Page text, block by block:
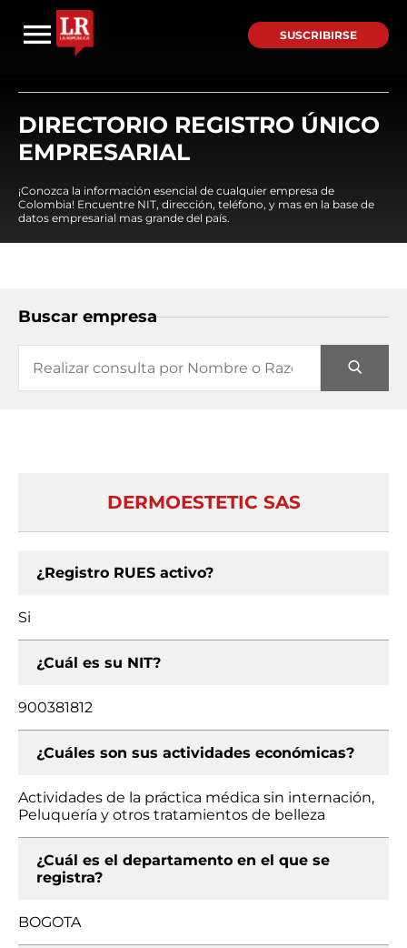
SUSCRIBIRSE
DIRECTORIO REGISTRO ÚNICO
EMPRESARIAL
¡Conozca la información esencial de cualquier empresa de
Colombia! Encuentre NIT, dirección, teléfono, y mas en la base de
datos empresarial mas grande del país.
Buscar empresa
DERMOESTETIC SAS
¿Registro RUES activo?
Si
¿Cuál es su NIT?
900381812
¿Cuáles son sus actividades económicas?
Actividades de la práctica médica sin internación,
Peluquería y otros tratamientos de belleza
¿Cuál es el departamento en el que se
registra?
BOGOTA